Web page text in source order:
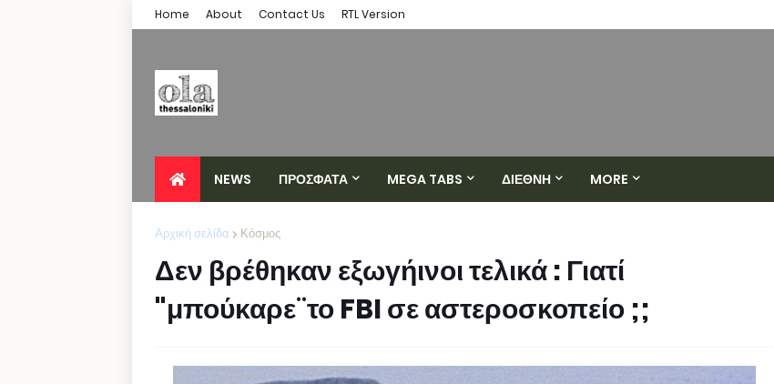
Home About Contact Us RTL Version
NEWS ΠΡΟΣΦΑΤΑ MEGA TABS ΔΙΕΘΝΗ MORE
Αρχική σελίδα Κόσμος
Δεν βρέθηκαν εξωγήινοι τελικά : Γιατί
"μπούκαρε¨το FBI σε αστεροσκοπείο ;;